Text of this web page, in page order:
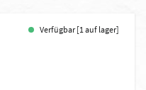
Verfügbar [1 auf lager]